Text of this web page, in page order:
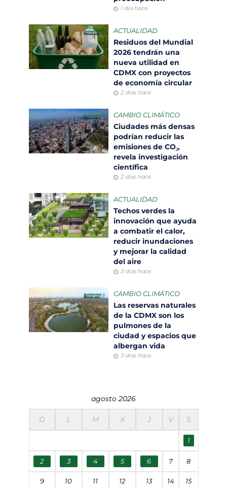
1 día hace
ACTUALIDAD
Residuos del Mundial
2026 tendrán una
nueva utilidad en
CDMX con proyectos
de economía circular
2 días hace
CAMBIO CLIMÁTICO
Ciudades más densas
podrían reducir las
emisiones de CO₂,
revela investigación
científica
2 días hace
ACTUALIDAD
Techos verdes la
innovación que ayuda
a combatir el calor,
reducir inundaciones
y mejorar la calidad
del aire
3 días hace
CAMBIO CLIMÁTICO
Las reservas naturales
de la CDMX son los
pulmones de la
ciudad y espacios que
albergan vida
3 días hace
agosto 2026
D L M X J V S
1
2 3 4 5 6 7 8
9 10 11 12 13 14 15